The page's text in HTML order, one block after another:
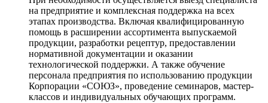
на предприятие и комплексная поддержка на всех
этапах производства. Включая квалифицированную
помощь в расширении ассортимента выпускаемой
продукции, разработки рецептур, предоставлении
нормативной документации и оказании
технологической поддержки. А также обучение
персонала предприятия по использованию продукции
Корпорации «СОЮЗ», проведение семинаров, мастер-
классов и индивидуальных обучающих программ.